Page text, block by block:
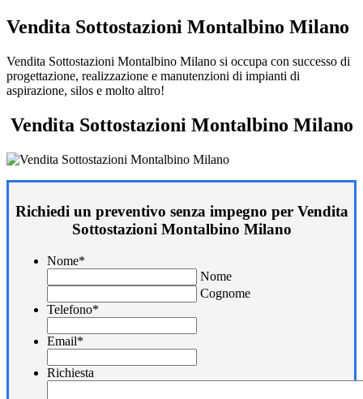
Vendita Sottostazioni Montalbino Milano
Vendita Sottostazioni Montalbino Milano si occupa con successo di
progettazione, realizzazione e manutenzioni di impianti di
aspirazione, silos e molto altro!
Vendita Sottostazioni Montalbino Milano
Richiedi un preventivo senza impegno per Vendita
Sottostazioni Montalbino Milano
Nome*
Nome
Cognome
Telefono*
Email*
Richiesta